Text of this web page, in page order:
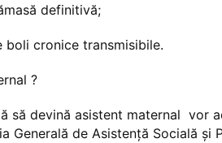
definitivă;
boli cronice transmisibile.
?
devină asistent maternal vor
Generală de Asistenţă Socială şi